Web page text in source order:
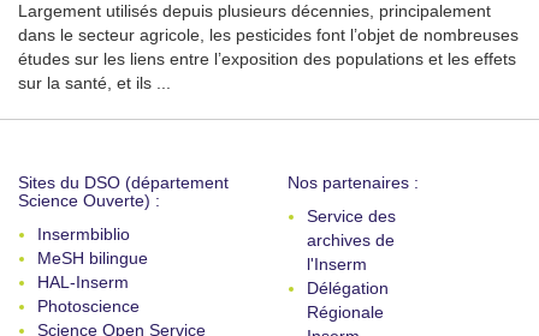
Largement utilisés depuis plusieurs décennies, principalement
dans le secteur agricole, les pesticides font l’objet de nombreuses
études sur les liens entre l’exposition des populations et les effets
sur la santé, et ils ...
Sites du DSO (département
Science Ouverte) :
Insermbiblio
MeSH bilingue
HAL-Inserm
Photoscience
Science Open Service
Nos partenaires :
Service des
archives de
l'Inserm
Délégation
Régionale